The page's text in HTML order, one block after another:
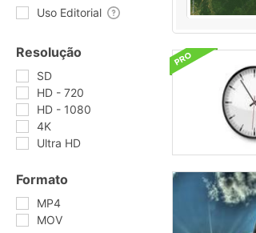
Uso Editorial
Resolução
SD
HD - 720
HD - 1080
4K
Ultra HD
Formato
MP4
MOV